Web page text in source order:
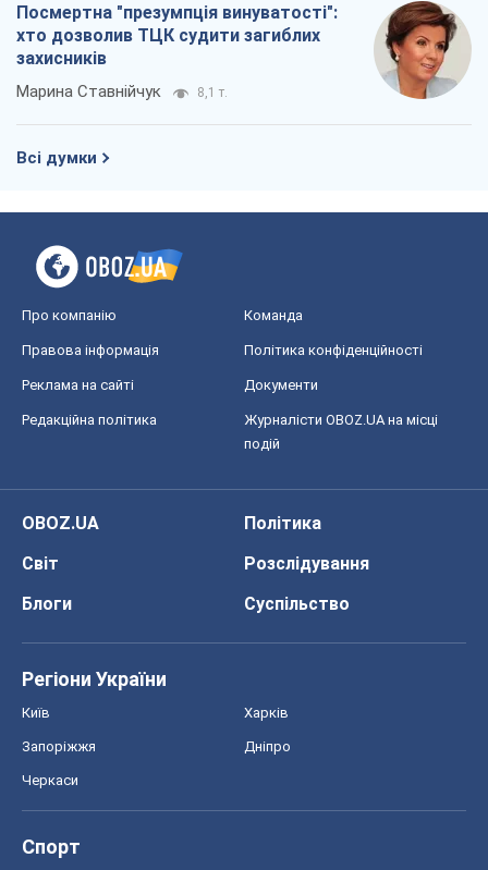
Посмертна "презумпція винуватості":
хто дозволив ТЦК судити загиблих
захисників
Марина Ставнійчук 8,1 т.
Всі думки
Про компанію Команда
Правова інформація Політика конфіденційності
Реклама на сайті Документи
Редакційна політика
Журналісти OBOZ.UA на місці
подій
OBOZ.UA
Політика
Світ
Розслідування
Блоги
Суспільство
Регіони України
Київ Харків
Запоріжжя Дніпро
Черкаси
Спорт